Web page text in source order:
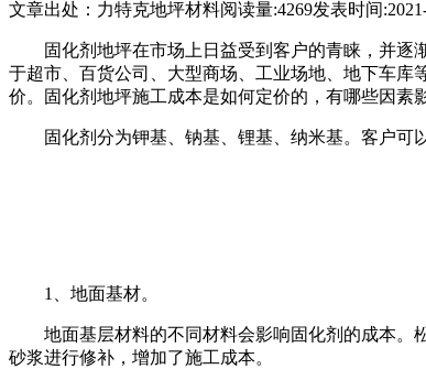
文章出处：力特克地坪材料阅读量:4269发表时间
固化剂地坪在市场上日益受到客户的青睐，并
于超市、百货公司、大型商场、工业场地、地下车
价。固化剂地坪施工成本是如何定价的，有哪些因素
固化剂分为钾基、钠基、锂基、纳米基。客户可
1、地面基材。
地面基层材料的不同材料会影响固化剂的成本。
砂浆进行修补，增加了施工成本。